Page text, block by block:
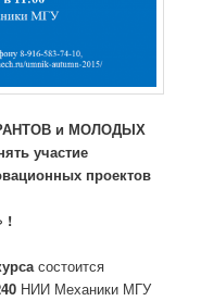
и МОЛОДЫХ
участие
проектов
!
состоится
НИИ Механики МГУ